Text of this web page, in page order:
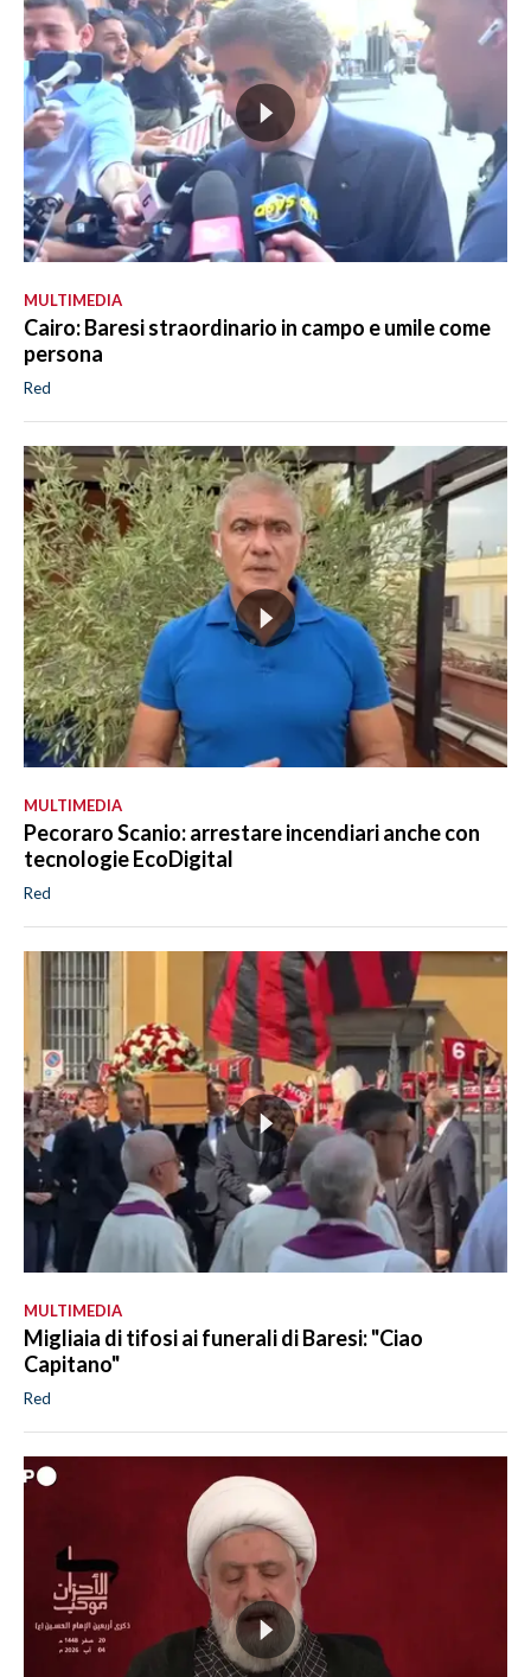
MULTIMEDIA
Cairo: Baresi straordinario in campo e umile come
persona
Red
MULTIMEDIA
Pecoraro Scanio: arrestare incendiari anche con
tecnologie EcoDigital
Red
MULTIMEDIA
Migliaia di tifosi ai funerali di Baresi: "Ciao
Capitano"
Red